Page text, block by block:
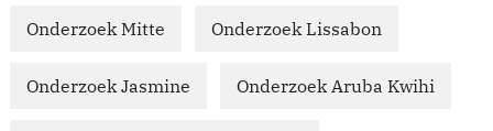
Onderzoek Mitte Onderzoek Lissabon
Onderzoek Jasmine Onderzoek Aruba Kwihi